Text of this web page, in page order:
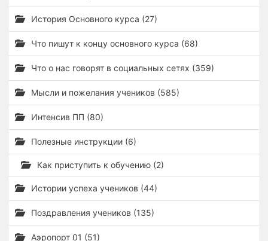
История Основного курса (27)
Что пишут к концу основного курса (68)
Что о нас говорят в социальных сетях (359)
Мысли и пожелания учеников (585)
Интенсив ПП (80)
Полезные инструкции (6)
Как приступить к обучению (2)
Истории успеха учеников (44)
Поздравления учеников (135)
Аэропорт 01 (51)